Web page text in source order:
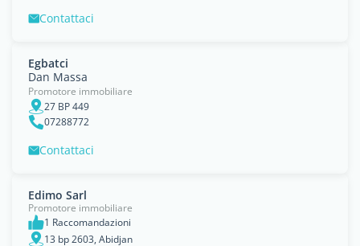
Contattaci
Egbatci
Dan Massa
Promotore immobiliare
27 BP 449
07288772
Contattaci
Edimo Sarl
Promotore immobiliare
1 Raccomandazioni
13 bp 2603, Abidjan